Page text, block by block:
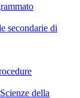
secondarie di
della